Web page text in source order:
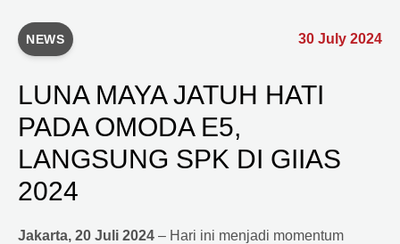
NEWS 30 July 2024
LUNA MAYA JATUH HATI
PADA OMODA E5,
LANGSUNG SPK DI GIIAS
2024
Jakarta, 20 Juli 2024 – Hari ini menjadi momentum